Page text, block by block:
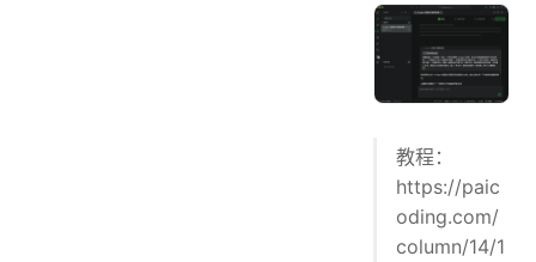
教程：
https://paic
oding.com/
column/14/1